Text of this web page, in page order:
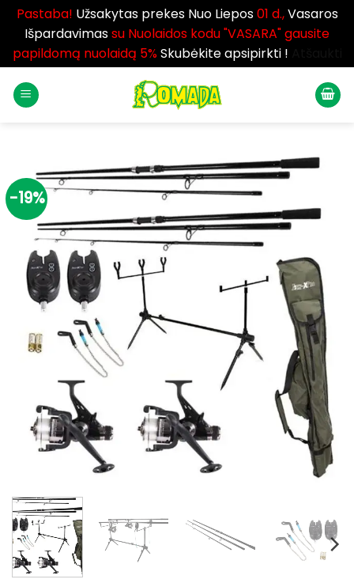
Pastaba! Užsakytas prekes Nuo Liepos01 d.,Vasaros
Išpardavimassu Nuolaidos kodu "VASARA" gausite
papildomą nuolaidą 5%Skubėkite apsipirkti !
-19%